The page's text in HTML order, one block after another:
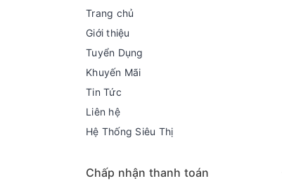
Trang chủ
Giới thiệu
Tuyển Dụng
Khuyến Mãi
Tin Tức
Liên hệ
Hệ Thống Siêu Thị
Chấp nhận thanh toán